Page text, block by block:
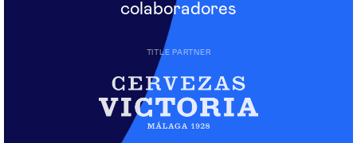
colaboradores
TITLE PARTNER